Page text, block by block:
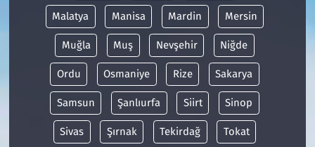
Malatya Manisa Mardin Mersin
Muğla Muş Nevşehir Niğde
Ordu Osmaniye Rize Sakarya
Samsun Şanlıurfa Siirt Sinop
Sivas Şırnak Tekirdağ Tokat